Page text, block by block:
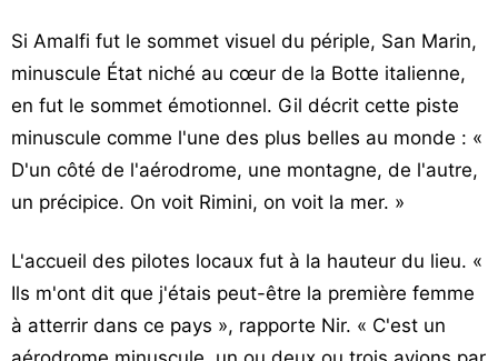
Si Amalfi fut le sommet visuel du périple, San Marin,
minuscule État niché au cœur de la Botte italienne,
en fut le sommet émotionnel. Gil décrit cette piste
minuscule comme l'une des plus belles au monde : «
D'un côté de l'aérodrome, une montagne, de l'autre,
un précipice. On voit Rimini, on voit la mer. »
L'accueil des pilotes locaux fut à la hauteur du lieu. «
Ils m'ont dit que j'étais peut-être la première femme
à atterrir dans ce pays », rapporte Nir. « C'est un